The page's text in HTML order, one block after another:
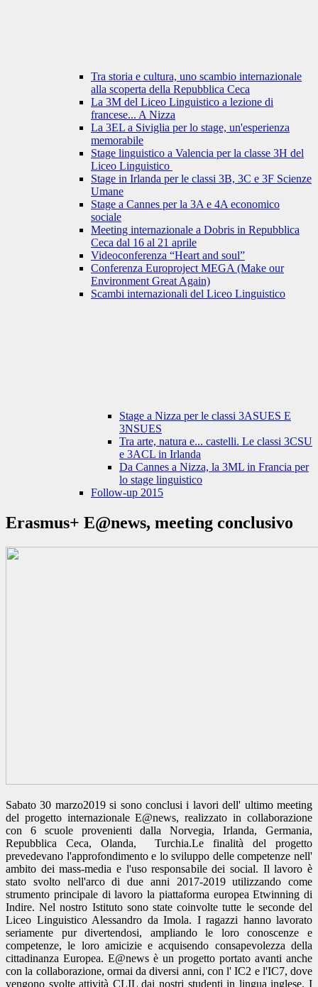
Tra storia e cultura, uno scambio internazionale
alla scoperta della Repubblica Ceca
La 3M del Liceo Linguistico a lezione di
francese... A Nizza
La 3EL a Siviglia per lo stage, un'esperienza
memorabile
Stage linguistico a Valencia per la classe 3H del
Liceo Linguistico
Stage in Irlanda per le classi 3B, 3C e 3F Scienze
Umane
Stage a Cannes per la 3A e 4A economico
sociale
Meeting internazionale a Dobris in Repubblica
Ceca dal 16 al 21 aprile
Videoconferenza “Heart and soul”
Conferenza Europroject MEGA (Make our
Environment Great Again)
Scambi internazionali del Liceo Linguistico
Stage a Nizza per le classi 3ASUES E
3NSUES
Tra arte, natura e... castelli. Le classi 3CSU
e 3ACL in Irlanda
Da Cannes a Nizza, la 3ML in Francia per
lo stage linguistico
Follow-up 2015
Erasmus+ E@news, meeting conclusivo
Sabato 30 marzo2019 si sono conclusi i lavori dell' ultimo meeting
del progetto internazionale E@news, realizzato in collaborazione
con 6 scuole provenienti dalla Norvegia, Irlanda, Germania,
Repubblica Ceca, Olanda, Turchia.Le finalità del progetto
prevedevano l'approfondimento e lo sviluppo delle competenze nell'
ambito dei mass-media e l'uso responsabile dei social. Il lavoro è
stato svolto nell'arco di due anni 2017-2019 utilizzando come
strumento principale di lavoro la piattaforma europea Etwinning di
Indire. Nel nostro Istituto sono state coinvolte tutte le seconde del
Liceo Linguistico Alessandro da Imola. I ragazzi hanno lavorato
seriamente pur divertendosi, ampliando le loro conoscenze e
competenze, le loro amicizie e acquisendo consapevolezza della
cittadinanza Europea. E@news è un progetto portato avanti anche
con la collaborazione, ormai da diversi anni, con l' IC2 e l'IC7, dove
vengono svolte attività CLIL dai nostri studenti in lingua inglese. I